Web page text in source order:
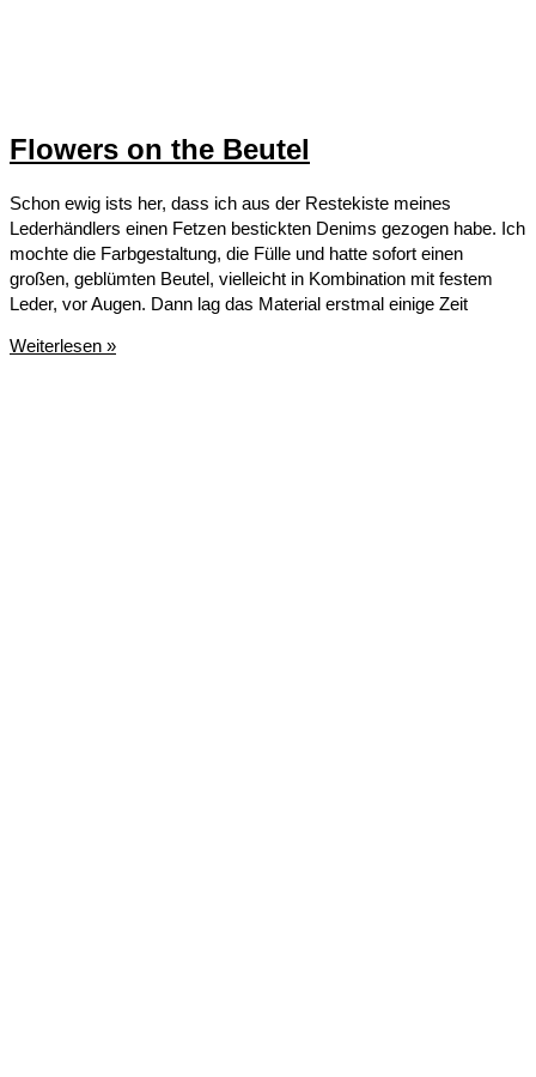
Flowers on the Beutel
Schon ewig ists her, dass ich aus der Restekiste meines
Lederhändlers einen Fetzen bestickten Denims gezogen habe. Ich
mochte die Farbgestaltung, die Fülle und hatte sofort einen
großen, geblümten Beutel, vielleicht in Kombination mit festem
Leder, vor Augen. Dann lag das Material erstmal einige Zeit
Flowers
Weiterlesen »